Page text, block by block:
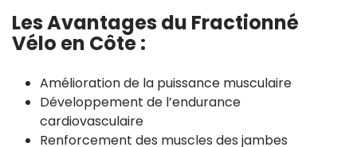
Les Avantages du Fractionné
Vélo en Côte :
Amélioration de la puissance musculaire
Développement de l’endurance
cardiovasculaire
Renforcement des muscles des jambes